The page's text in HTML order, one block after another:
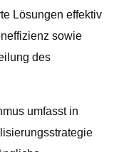
Lösungen effektiv
sowie
des
umfasst in